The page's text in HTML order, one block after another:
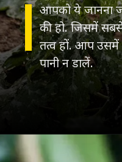
आपको ये जानना
की हो. जिसमें
तत्व हों. आप
पानी न डालें.